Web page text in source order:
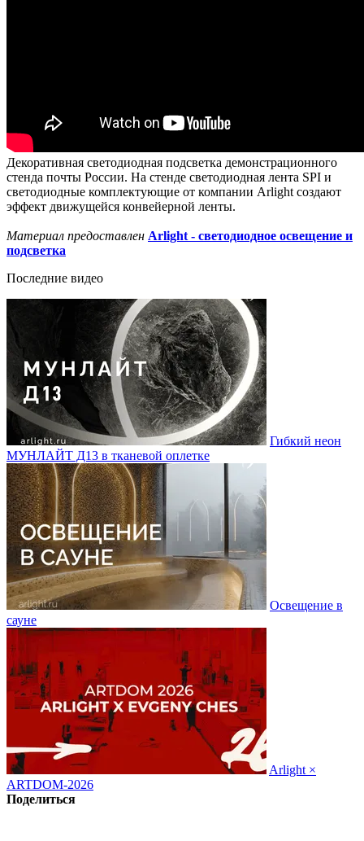
Декоративная светодиодная подсветка демонстрационного
стенда почты России. На стенде светодиодная лента SPI и
светодиодные комплектующие от компании Arlight создают
эффект движущейся конвейерной ленты.
Материал предоставлен Arlight - светодиодное освещение и
подсветка
Последние видео
Гибкий неон
МУНЛАЙТ Д13 в тканевой оплетке
Освещение в
сауне
Arlight ×
ARTDOM-2026
Поделиться